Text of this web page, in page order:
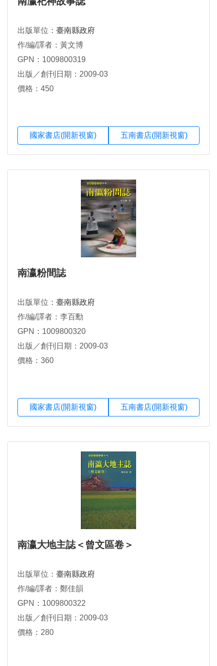
出版單位： 臺南縣政府
作/編/譯者：黃文博
GPN：1009800319
出版／創刊日期：2009-03
價格：450
國家書店(開新視窗) 五南書店(開新視窗)
南瀛粉間誌
出版單位： 臺南縣政府
作/編/譯者：李百勳
GPN：1009800320
出版／創刊日期：2009-03
價格：360
國家書店(開新視窗) 五南書店(開新視窗)
南瀛大地主誌＜曾文區卷＞
出版單位： 臺南縣政府
作/編/譯者：鄭佳韻
GPN：1009800322
出版／創刊日期：2009-03
價格：280